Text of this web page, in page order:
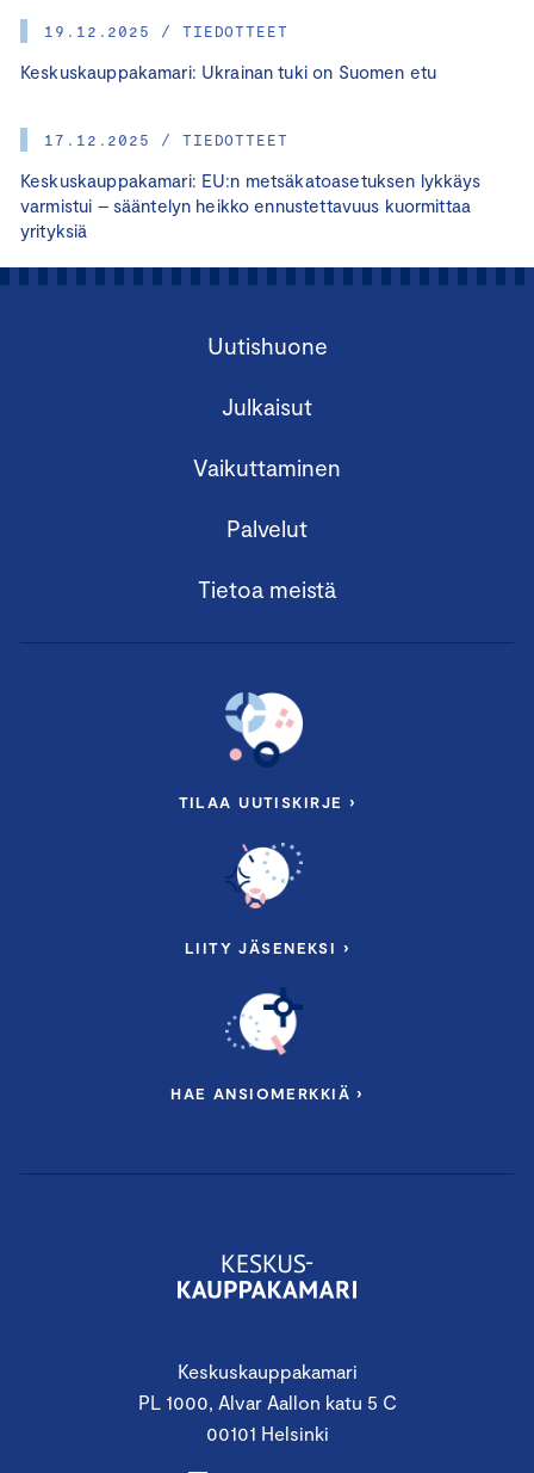
19.12.2025 / TIEDOTTEET
Keskuskauppakamari: Ukrainan tuki on Suomen etu
17.12.2025 / TIEDOTTEET
Keskuskauppakamari: EU:n metsäkatoasetuksen lykkäys
varmistui – sääntelyn heikko ennustettavuus kuormittaa
yrityksiä
Keskuskauppakamari
PL 1000, Alvar Aallon katu 5 C
00101 Helsinki
Uutishuone
Julkaisut
Vaikuttaminen
Palvelut
Tietoa meistä
TILAA UUTISKIRJE ›
LIITY JÄSENEKSI ›
HAE ANSIOMERKKIÄ ›